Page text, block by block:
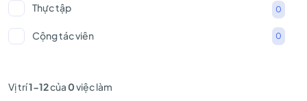
Thực tập 0
Cộng tác viên 0
Vị trí1-12của0việc làm